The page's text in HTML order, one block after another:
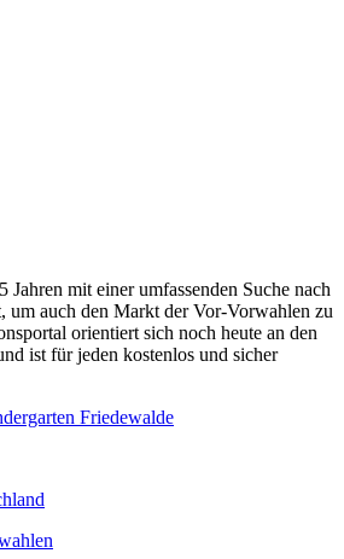
mit einer umfassenden Suche nach
um auch den Markt der Vor-Vorwahlen zu
orientiert sich noch heute an den
ist für jeden kostenlos und sicher
Friedewalde